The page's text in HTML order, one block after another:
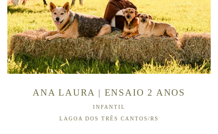
ANA LAURA | ENSAIO 2 ANOS
INFANTIL
LAGOA DOS TRÊS CANTOS/RS